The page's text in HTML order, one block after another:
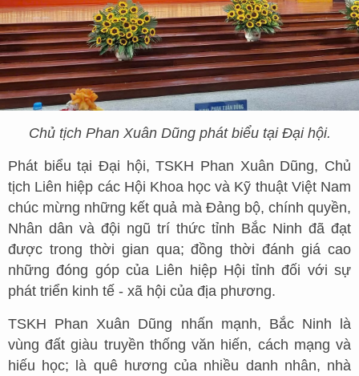
Chủ tịch Phan Xuân Dũng phát biểu tại Đại hội.
Phát biểu tại Đại hội, TSKH Phan Xuân Dũng, Chủ
tịch Liên hiệp các Hội Khoa học và Kỹ thuật Việt Nam
chúc mừng những kết quả mà Đảng bộ, chính quyền,
Nhân dân và đội ngũ trí thức tỉnh Bắc Ninh đã đạt
được trong thời gian qua; đồng thời đánh giá cao
những đóng góp của Liên hiệp Hội tỉnh đối với sự
phát triển kinh tế - xã hội của địa phương.
TSKH Phan Xuân Dũng nhấn mạnh, Bắc Ninh là
vùng đất giàu truyền thống văn hiến, cách mạng và
hiếu học; là quê hương của nhiều danh nhân, nhà